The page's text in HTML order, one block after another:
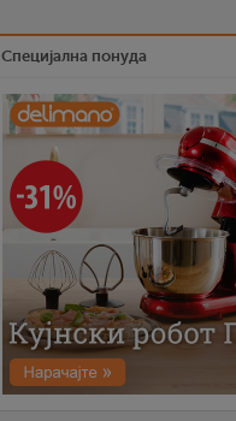
Специјална понуда